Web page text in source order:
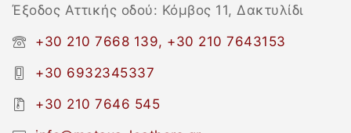
Έξοδος Αττικής οδού: Κόμβος 11, Δακτυλίδι
+30 210 7668 139, +30 210 7643153
+30 6932345337
+30 210 7646 545